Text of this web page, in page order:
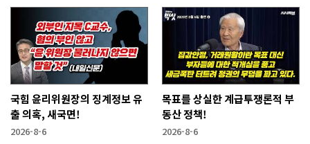
국힘 윤리위원장의 징계정보 유
출 의혹, 새국면!
2026-8-6
목표를 상실한 계급투쟁론적 부
동산 정책!
2026-8-6